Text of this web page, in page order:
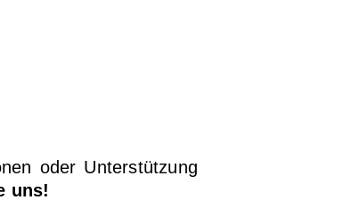
oder Unterstützung
uns!